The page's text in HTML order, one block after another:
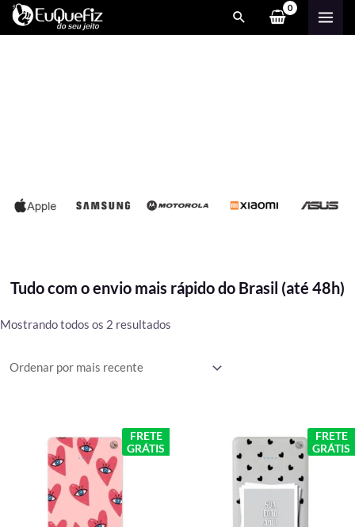
Tudo com o envio mais rápido do Brasil (até 48h)
Mostrando todos os 2 resultados
FRETE
GRÁTIS
preço
original
era:
R$ 199,90.
O
preço
atual
R$ 129,90.
FRETE
GRÁTIS
preço
original
era:
R$ 199,90.
O
preço
atual
é:
R$ 129,90.